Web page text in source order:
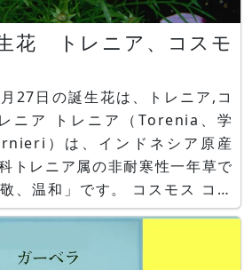
花 トレニア、コスモ
27日の誕生花は、トレニア,コ
）は、インドネシア原産
トレニア属の非耐寒性一年草で
です。 コスモス コス
学名：Cosmos bipinnatus）
は「調和」で